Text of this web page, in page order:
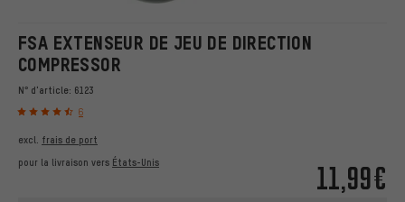
FSA EXTENSEUR DE JEU DE DIRECTION
COMPRESSOR
N° d'article: 6123
6
11,99€
excl. frais de port
pour la livraison vers États-Unis